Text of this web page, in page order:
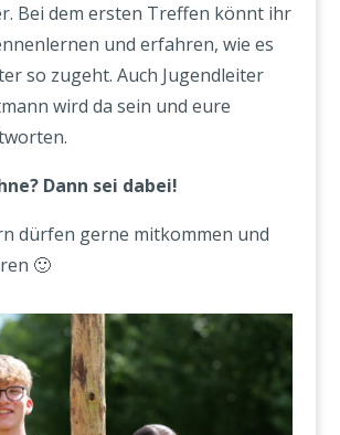
Bei dem ersten Treffen könnt ihr
und erfahren, wie es
so zugeht. Auch Jugendleiter
wird da sein und eure
Dann sei dabei!
dürfen gerne mitkommen und
🙂